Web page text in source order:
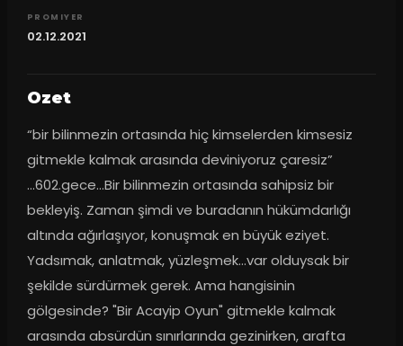
PROMIYER
02.12.2021
Ozet
“bir bilinmezin ortasında hiç kimselerden kimsesiz
gitmekle kalmak arasında deviniyoruz çaresiz”
...602.gece...Bir bilinmezin ortasında sahipsiz bir
bekleyiş. Zaman şimdi ve buradanın hükümdarlığı
altında ağırlaşıyor, konuşmak en büyük eziyet.
Yadsımak, anlatmak, yüzleşmek...var olduysak bir
şekilde sürdürmek gerek. Ama hangisinin
gölgesinde? "Bir Acayip Oyun" gitmekle kalmak
arasında absürdün sınırlarında gezinirken, arafta